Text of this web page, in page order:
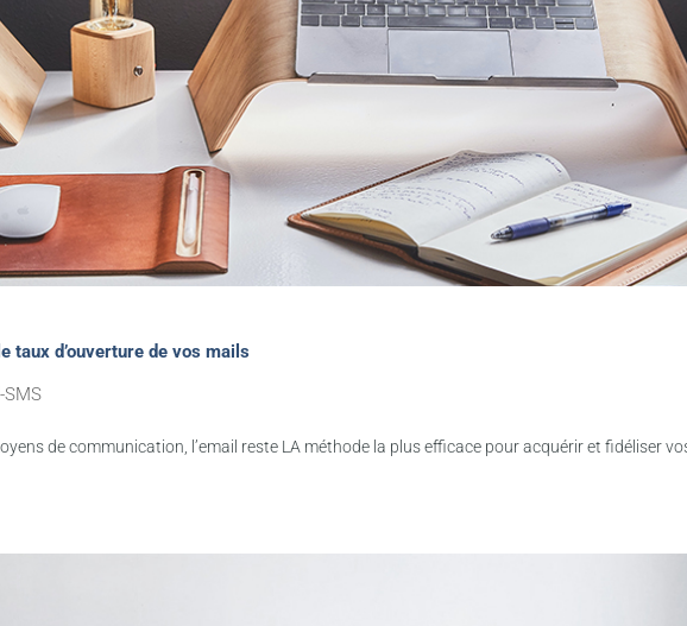
taux d’ouverture de vos mails
SMS
de communication, l’email reste LA méthode la plus efficace pour acquérir et fidéliser